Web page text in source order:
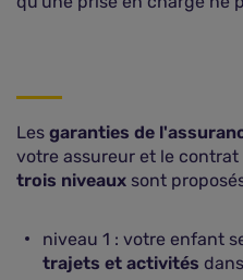
Les garanties de
votre assureur et le
trois niveaux sont
niveau 1 : votre enfant
trajets et activités